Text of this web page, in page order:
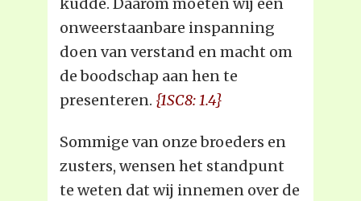
kudde. Daarom moeten wij een
onweerstaanbare inspanning
doen van verstand en macht om
de boodschap aan hen te
presenteren. {1SC8: 1.4}
Sommige van onze broeders en
zusters, wensen het standpunt
te weten dat wij innemen over de